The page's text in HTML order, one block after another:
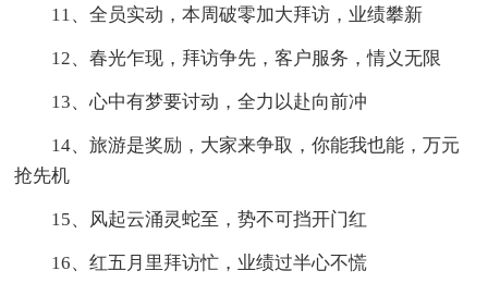
11、全员实动，本周破零加大拜访，业绩攀新
12、春光乍现，拜访争先，客户服务，情义无限
13、心中有梦要讨动，全力以赴向前冲
14、旅游是奖励，大家来争取，你能我也能，万元
抢先机
15、风起云涌灵蛇至，势不可挡开门红
16、红五月里拜访忙，业绩过半心不慌